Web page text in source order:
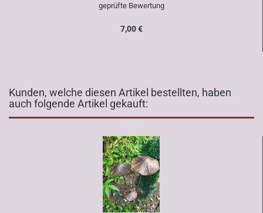
geprüfte Bewertung
7,00 €
Kunden, welche diesen Artikel bestellten, haben
auch folgende Artikel gekauft: